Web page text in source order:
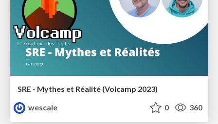
SRE - Mythes et Réalité (Volcamp 2023)
wescale
0 360